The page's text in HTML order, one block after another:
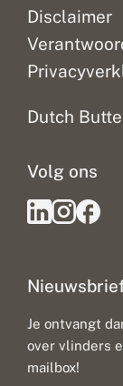
Disclaimer
Dutch
Je ontvangt
over vlinders
mailbox!
Volg ons